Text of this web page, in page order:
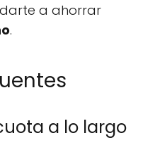
a ahorrar
.
a lo largo